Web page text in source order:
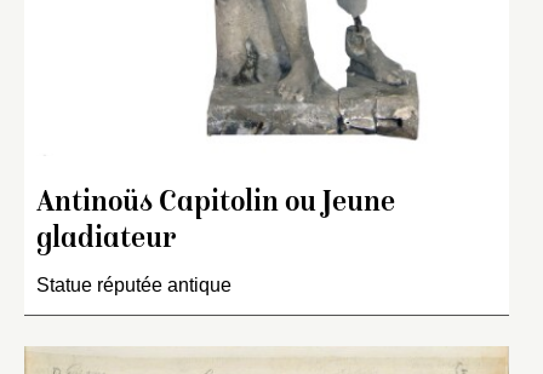
Antinoüs Capitolin ou Jeune
gladiateur
Statue réputée antique